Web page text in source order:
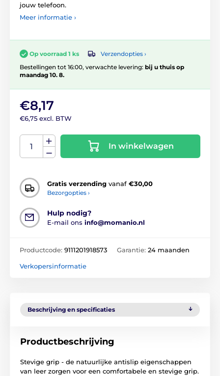
jouw telefoon.
Meer informatie ›
Op voorraad 1 ks
Verzendopties ›
Bestellingen tot 16:00, verwachte levering: bij u thuis op
maandag 10. 8.
€8,17
€6,75 excl. BTW
In winkelwagen
Gratis verzending vanaf €30,00
Bezorgopties ›
Hulp nodig?
E-mail ons info@momanio.nl
Productcode: 9111201918573 Garantie: 24 maanden
Verkopersinformatie
Beschrijving en specificaties
Productbeschrijving
Stevige grip - de natuurlijke antislip eigenschappen
van leer zorgen voor een comfortabele en stevige grip.